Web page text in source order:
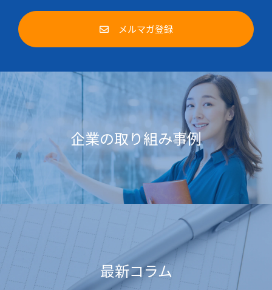
メルマガ登録
企業の取り組み事例
最新コラム